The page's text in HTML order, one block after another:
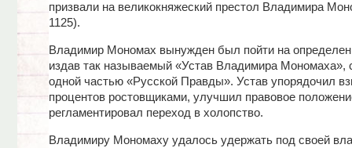
призвали на великокняжеский престол Владимира
1125).
Владимир Мономах вынужден был пойти на
издав так называемый «Устав Владимира Мономаха»,
одной частью «Русской Правды». Устав упорядочил
процентов ростовщиками, улучшил правовое
регламентировал переход в холопство.
Владимиру Мономаху удалось удержать под своей